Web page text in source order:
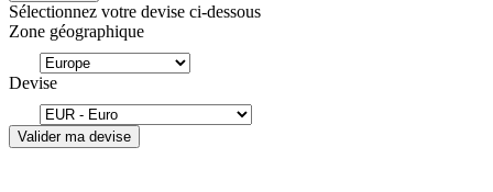
Sélectionnez votre devise ci-dessous
Zone géographique
Devise
Valider ma devise